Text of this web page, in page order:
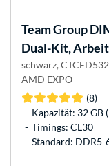
Team Group
Dual-Kit,
schwarz,
AMD EXPO
(8)
Kapazität: 32 GB
Timings: CL30
Standard: